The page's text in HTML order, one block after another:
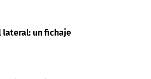
lateral: un fichaje